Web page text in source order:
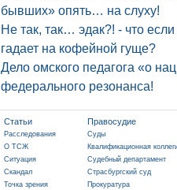
бывших» опять… на слуху!
Не так, так… эдак?! - что
гадает на кофейной гуще?
Дело омского педагога «о
федерального резонанса!
Статьи Правосудие
Расследования
Суды
О ТСЖ
Квалификационная
Ситуация
Судебный департамент
Скандал
Страсбургский суд
Точка зрения
Прокуратура